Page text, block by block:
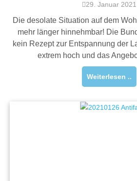
29. Januar 2021
Die desolate Situation auf dem
mehr länger hinnehmbar! Die
kein Rezept zur Entspannung der
extrem hoch und das
Weiterlesen ..